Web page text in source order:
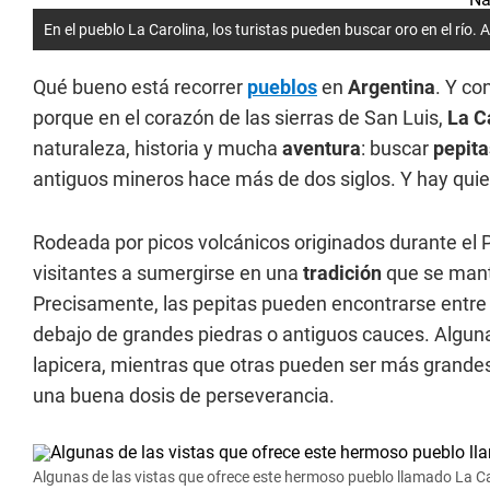
En el pueblo La Carolina, los turistas pueden buscar oro en el
Qué bueno está recorrer pueblosen Argentina. Y
porque en el corazón de las sierras de San Luis, La
naturaleza, historia y mucha aventura: buscar
antiguos mineros hace más de dos siglos. Y hay
Rodeada por picos volcánicos originados durante el
visitantes a sumergirse en una tradiciónque se
Precisamente, las pepitas pueden encontrarse
debajo de grandes piedras o antiguos cauces.
lapicera, mientras que otras pueden ser más
una buena dosis de perseverancia.
Algunas de las vistas que ofrece este hermoso pueblo llamado La